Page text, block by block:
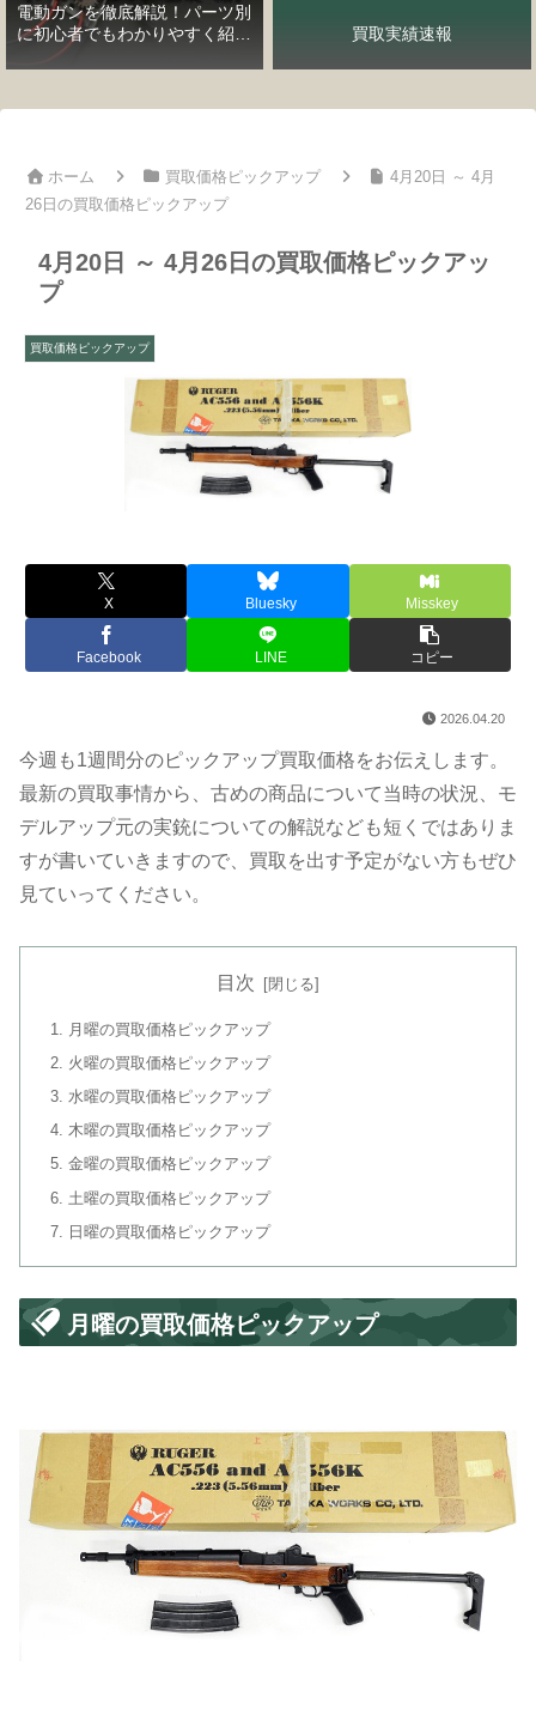
電動ガンを徹底解説！パーツ別
に初心者でもわかりやすく紹介
【メカボックス・基礎編】
買取実績速報
ホーム 買取価格ピックアップ
4月20日 ～ 4月
26日の買取価格ピックアップ
4月20日 ～ 4月26日の買取価格ピックアッ
プ
買取価格ピックアップ
X Bluesky Misskey
Facebook LINE コピー
2026.04.20
今週も1週間分のピックアップ買取価格をお伝えします。
最新の買取事情から、古めの商品について当時の状況、モ
デルアップ元の実銃についての解説なども短くではありま
すが書いていきますので、買取を出す予定がない方もぜひ
見ていってください。
目次
月曜の買取価格ピックアップ
火曜の買取価格ピックアップ
水曜の買取価格ピックアップ
木曜の買取価格ピックアップ
金曜の買取価格ピックアップ
土曜の買取価格ピックアップ
日曜の買取価格ピックアップ
月曜の買取価格ピックアップ